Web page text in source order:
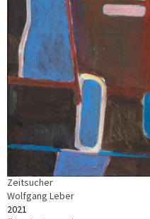
Zeitsucher
Wolfgang Leber
2021